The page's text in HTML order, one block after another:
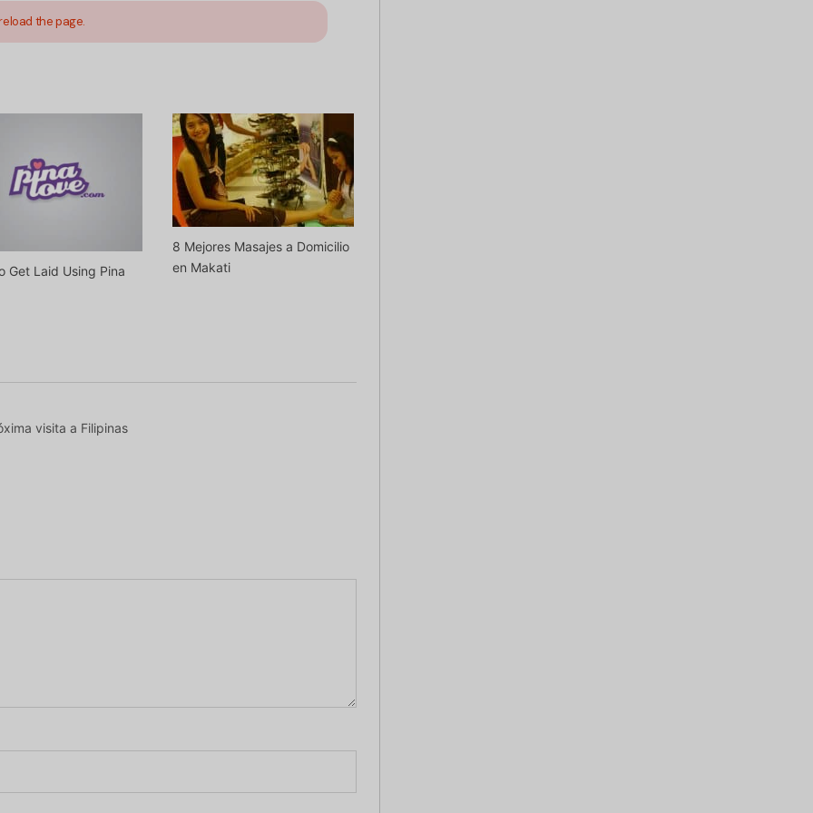
the page.
Get Laid Using Pina
8 Mejores Masajes a Domicilio
en Makati
visita a Filipinas